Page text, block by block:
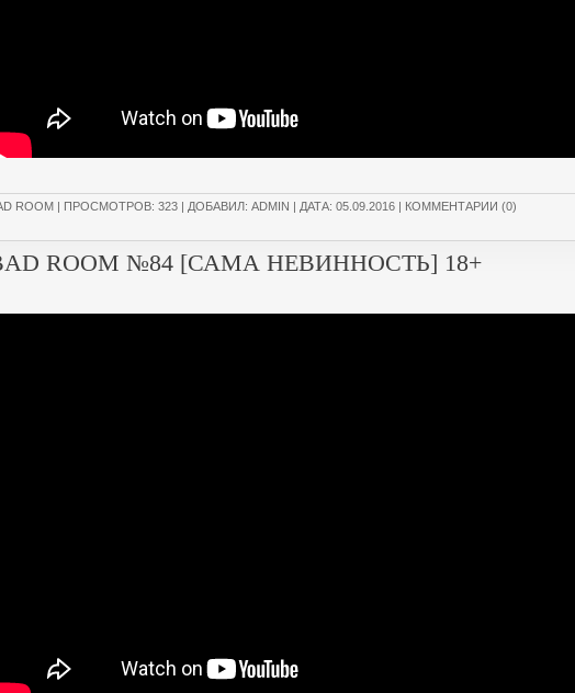
ROOM | ПРОСМОТРОВ: 323 | ДОБАВИЛ: ADMIN | ДАТА: 05.09.2016 | КОММЕНТАРИИ (0)
ROOM №84 [САМА НЕВИННОСТЬ] 18+